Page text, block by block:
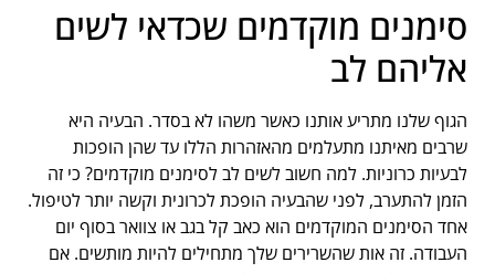
סימנים מוקדמים שכדאי לשים
אליהם לב
הגוף שלנו מתריע אותנו כאשר משהו לא בסדר. הבעיה היא
שרבים מאיתנו מתעלמים מהאזהרות הללו עד שהן הופכות
לבעיות כרוניות. למה חשוב לשים לב לסימנים מוקדמים? כי זה
הזמן להתערב, לפני שהבעיה הופכת לכרונית וקשה יותר לטיפול.
אחד הסימנים המוקדמים הוא כאב קל בגב או צוואר בסוף יום
העבודה. זה אות שהשרירים שלך מתחילים להיות מותשים. אם